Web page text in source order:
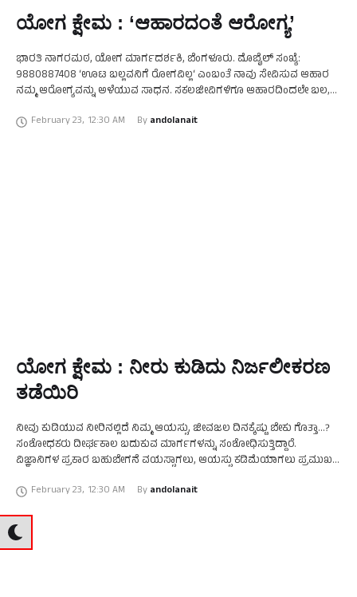
ಯೋಗ ಕ್ಷೇಮ : ‘ಆಹಾರದಂತೆ ಆರೋಗ್ಯ’
ಭಾರತಿ ನಾಗರಮಠ, ಯೋಗ ಮಾರ್ಗದರ್ಶಕಿ, ಬೆಂಗಳೂರು. ಮೊಬೈಲ್ ಸಂಖ್ಯೆ:
9880887408 ‘ಊಟ ಬಲ್ಲವನಿಗೆ ರೋಗವಿಲ್ಲ‘ ಎಂಬಂತೆ ನಾವು ಸೇವಿಸುವ ಆಹಾರ
ನಮ್ಮ ಆರೋಗ್ಯವನ್ನು ಅಳೆಯುವ ಸಾಧನ. ಸಕಲಜೀವಿಗಳಿಗೂ ಆಹಾರದಿಂದಲೇ ಬಲ,
February 23, 12:30 AM By andolanait
ಯೋಗ ಕ್ಷೇಮ : ನೀರು ಕುಡಿದು ನಿರ್ಜಲೀಕರಣ
ತಡೆಯಿರಿ
ನೀವು ಕುಡಿಯುವ ನೀರಿನಲ್ಲಿದೆ ನಿಮ್ಮ ಆಯಸ್ಸು, ಜೀವಜಲ ದಿನಕ್ಕೆಷ್ಟು ಬೇಕು ಗೊತ್ತಾ...?
ಸಂಶೋಧಕರು ದೀರ್ಘಕಾಲ ಬದುಕುವ ಮಾರ್ಗಗಳನ್ನು ಸಂಶೋಧಿಸುತ್ತಿದ್ದಾರೆ.
ವಿಜ್ಞಾನಿಗಳ ಪ್ರಕಾರ ಬಹುಬೇಗನೆ ವಯಸ್ಸಾಗಲು, ಆಯಸ್ಸು ಕಡಿಮೆಯಾಗಲು ಪ್ರಮುಖ
ನಿರ್ಜಲೀಕರಣ ಉಂಟಾಗುತ್ತದೆ. …
February 23, 12:30 AM By andolanait